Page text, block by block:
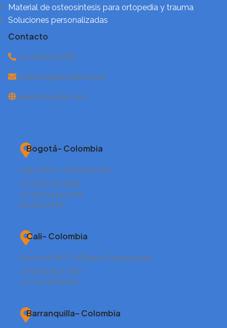
Material de osteosíntesis para ortopedia y trauma
Soluciones personalizadas
Contacto
+57 318 347 0749
contacto@fixmedical.com
www.fixmedical.com
Bogotá– Colombia
Calle 134 # 7-83 Oficina 451
+57 (601) 615 8180
+57 (601) 626 2299
318 347 0749
Cali– Colombia
Carrera 101 # 17-69 Barrio Ciudad Jardín
+57 (602) 401 1190
+57 316 4830043
Barranquilla– Colombia